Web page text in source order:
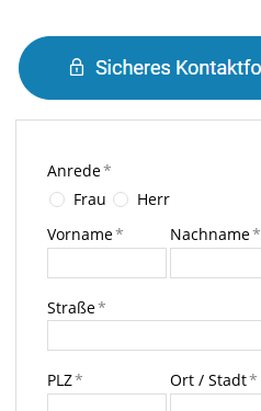
Anrede*
Frau
Herr
Vorname* Nachname*
Straße*
PLZ* Ort / Stadt*